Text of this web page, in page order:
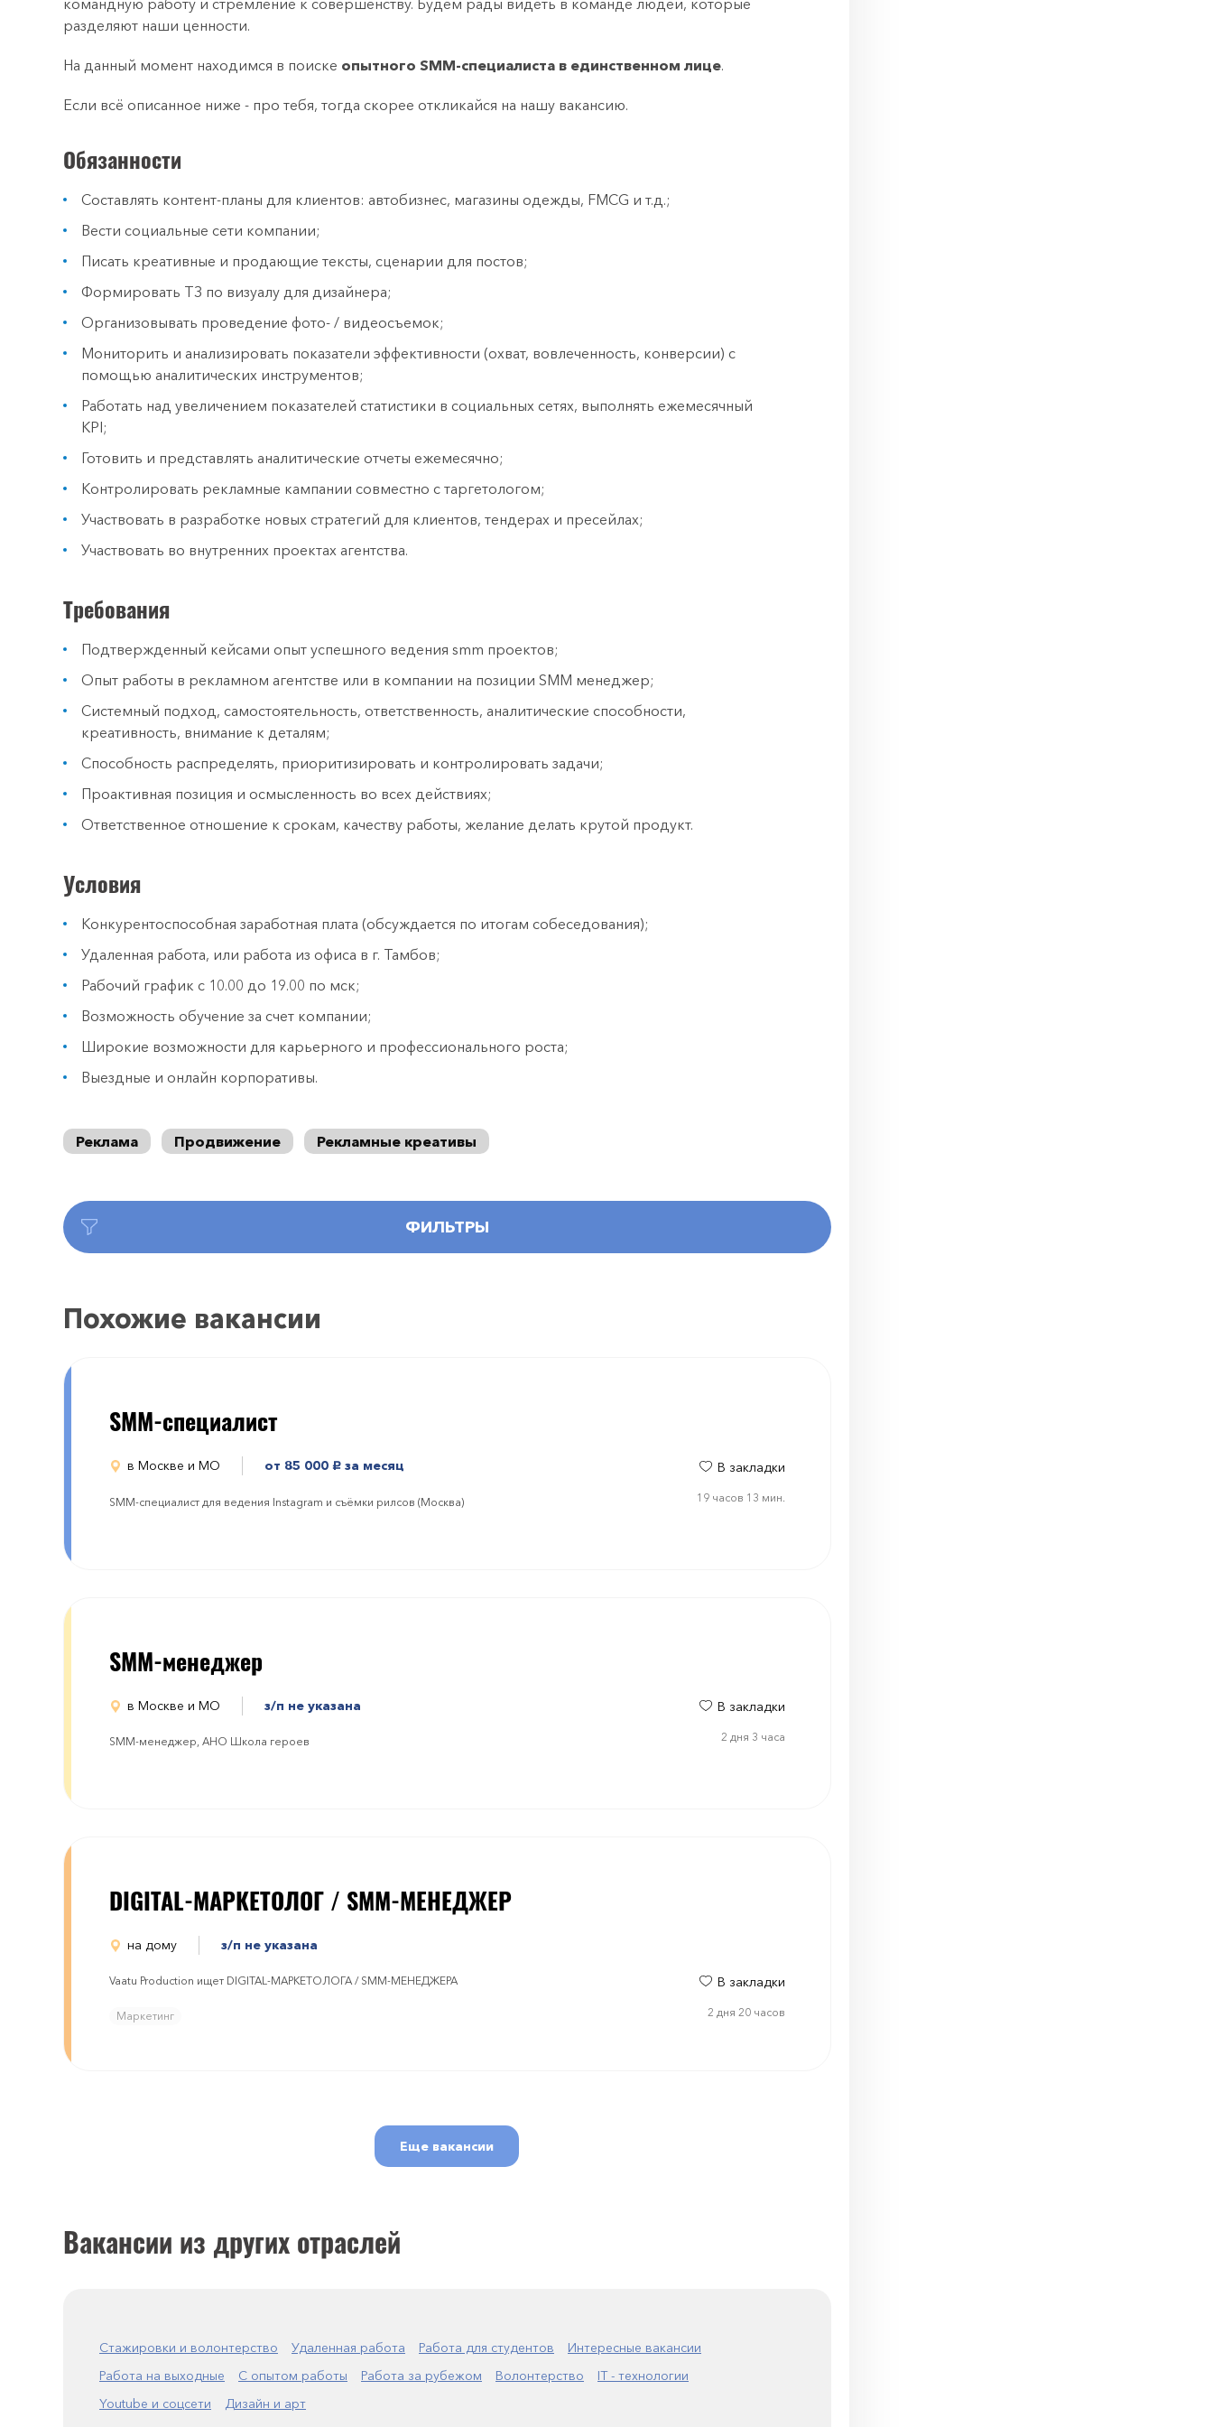
командную работу и стремление к совершенству. Будем рады видеть в команде людей, которые
разделяют наши ценности.
На данный момент находимся в поиске опытного SMM-специалиста в единственном лице.
Если всё описанное ниже - про тебя, тогда скорее откликайся на нашу вакансию.
Обязанности
Составлять контент-планы для клиентов: автобизнес, магазины одежды, FMCG и т.д.;
Вести социальные сети компании;
Писать креативные и продающие тексты, сценарии для постов;
Формировать ТЗ по визуалу для дизайнера;
Организовывать проведение фото- / видеосъемок;
Мониторить и анализировать показатели эффективности (охват, вовлеченность, конверсии) с
помощью аналитических инструментов;
Работать над увеличением показателей статистики в социальных сетях, выполнять ежемесячный
KPI;
Готовить и представлять аналитические отчеты ежемесячно;
Контролировать рекламные кампании совместно с таргетологом;
Участвовать в разработке новых стратегий для клиентов, тендерах и пресейлах;
Участвовать во внутренних проектах агентства.
Требования
Подтвержденный кейсами опыт успешного ведения smm проектов;
Опыт работы в рекламном агентстве или в компании на позиции SMM менеджер;
Системный подход, самостоятельность, ответственность, аналитические способности,
креативность, внимание к деталям;
Способность распределять, приоритизировать и контролировать задачи;
Проактивная позиция и осмысленность во всех действиях;
Ответственное отношение к срокам, качеству работы, желание делать крутой продукт.
Условия
Конкурентоспособная заработная плата (обсуждается по итогам собеседования);
Удаленная работа, или работа из офиса в г. Тамбов;
Рабочий график с 10.00 до 19.00 по мск;
Возможность обучение за счет компании;
Широкие возможности для карьерного и профессионального роста;
Выездные и онлайн корпоративы.
Реклама Продвижение Рекламные креативы
ФИЛЬТРЫ
Похожие вакансии
SMM-специалист
в Москве и МО от 85 000 руб. за месяц
SMM-специалист для ведения Instagram и съёмки рилсов (Москва)
В закладки
19 часов 13 мин.
SMM-менеджер
в Москве и МО з/п не указана
SMM-менеджер, АНО Школа героев
В закладки
2 дня 3 часа
DIGITAL-МАРКЕТОЛОГ / SMM-МЕНЕДЖЕР
на дому з/п не указана
Vaatu Production ищет DIGITAL-МАРКЕТОЛОГА / SMM-МЕНЕДЖЕРА
Маркетинг
В закладки
2 дня 20 часов
Еще вакансии
Вакансии из других отраслей
Стажировки и волонтерство Удаленная работа Работа для студентов
Интересные вакансии
Работа на выходные
С опытом работы Работа за рубежом Волонтерство
IT - технологии
Youtube и соцсети
Дизайн и арт